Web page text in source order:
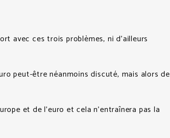
avec ces trois problèmes, ni d’ailleurs
peut-être néanmoins discuté, mais alors de
et de l’euro et cela n’entraînera pas la